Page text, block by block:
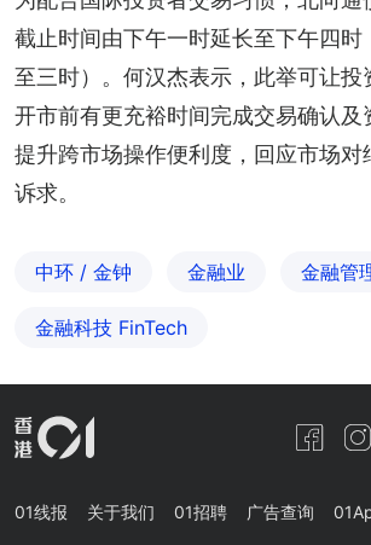
截止时间由下午一时延长至下午四时
至三时）。何汉杰表示，此举可让投
开市前有更充裕时间完成交易确认及
提升跨市场操作便利度，回应市场对
诉求。
中环 / 金钟 金融业 金融管
金融科技 FinTech
01线报 关于我们 01招聘 广告查询